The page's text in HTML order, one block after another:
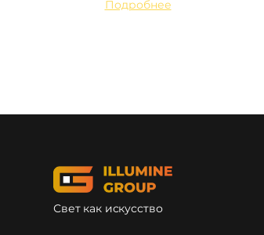
Подробнее
Свет как искусство